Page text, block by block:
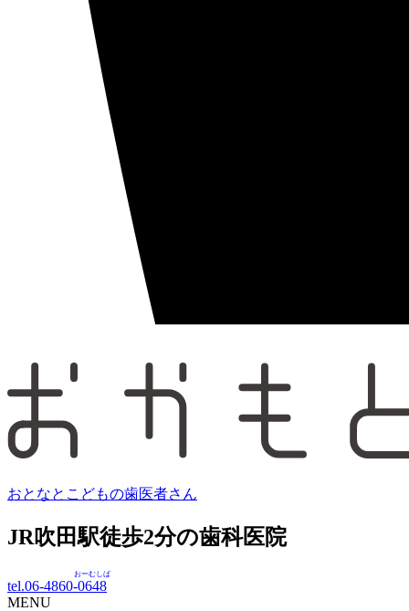
おとなとこどもの歯医者さん
JR吹田駅徒歩2分の歯科医院
tel.06-4860-0648
おーむしば
MENU